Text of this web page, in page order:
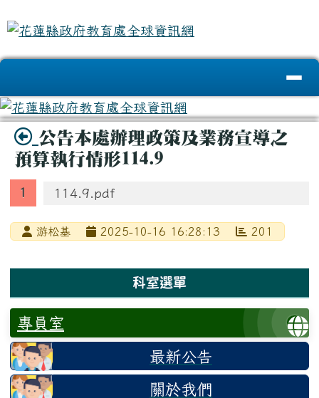
跳至主內容區
花蓮縣政府教育處全球資訊網
導覽列
主內容區域
標題圖示
公告本處辦理政策及業務宣導之
預算執行情形114.9
114.9.pdf
游松基 2025-10-16 16:28:13 201
科室選單
專員室
最新公告
關於我們
頁尾區域